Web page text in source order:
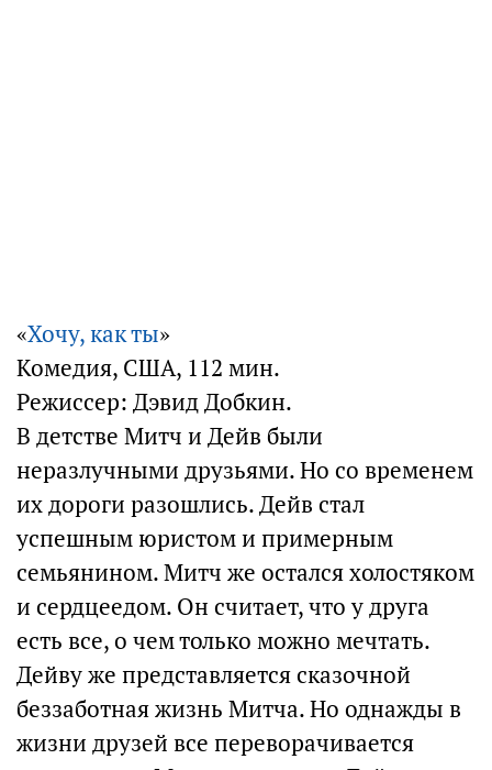
«Хочу, как ты»
Комедия, США, 112 мин.
Режиссер: Дэвид Добкин.
В детстве Митч и Дейв были
неразлучными друзьями. Но со временем
их дороги разошлись. Дейв стал
успешным юристом и примерным
семьянином. Митч же остался холостяком
и сердцеедом. Он считает, что у друга
есть все, о чем только можно мечтать.
Дейву же представляется сказочной
беззаботная жизнь Митча. Но однажды в
жизни друзей все переворачивается